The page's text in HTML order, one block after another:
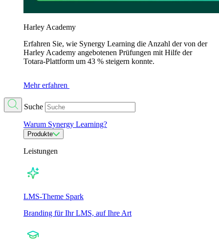
Harley Academy
Erfahren Sie, wie Synergy Learning die Anzahl der von der
Harley Academy angebotenen Prüfungen mit Hilfe der
Totara-Plattform um 43 % steigern konnte.
Mehr erfahren
Suche
Warum Synergy Learning?
Produkte
Leistungen
LMS-Theme Spark
Branding für Ihr LMS, auf Ihre Art